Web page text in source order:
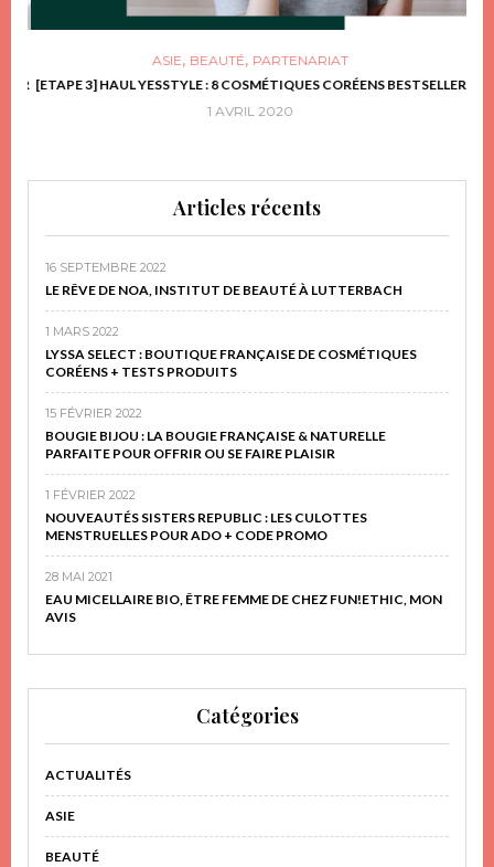
ASIE, BEAUTÉ, PARTENARIAT
[ETAPE 3] HAUL YESSTYLE : 8 COSMÉTIQUES CORÉENS BESTSELLER
1 AVRIL 2020
Articles récents
16 SEPTEMBRE 2022
LE RÊVE DE NOA, INSTITUT DE BEAUTÉ À LUTTERBACH
1 MARS 2022
LYSSA SELECT : BOUTIQUE FRANÇAISE DE COSMÉTIQUES
CORÉENS + TESTS PRODUITS
15 FÉVRIER 2022
BOUGIE BIJOU : LA BOUGIE FRANÇAISE & NATURELLE
PARFAITE POUR OFFRIR OU SE FAIRE PLAISIR
1 FÉVRIER 2022
NOUVEAUTÉS SISTERS REPUBLIC : LES CULOTTES
MENSTRUELLES POUR ADO + CODE PROMO
28 MAI 2021
EAU MICELLAIRE BIO, ÊTRE FEMME DE CHEZ FUN!ETHIC, MON
AVIS
Catégories
ACTUALITÉS
ASIE
BEAUTÉ